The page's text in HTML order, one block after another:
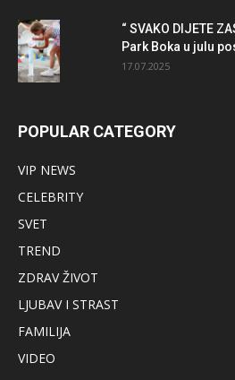
“ SVAKO DIJETE
Park Boka u julu
17.07.2025
POPULAR CATEGORY
VIP NEWS
CELEBRITY
SVET
TREND
ZDRAV ŽIVOT
LJUBAV I STRAST
FAMILIJA
VIDEO